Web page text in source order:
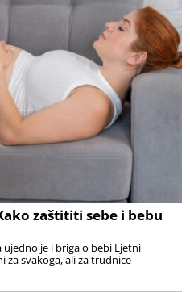
zaštititi sebe i bebu
je i briga o bebi Ljetni
svakoga, ali za trudnice